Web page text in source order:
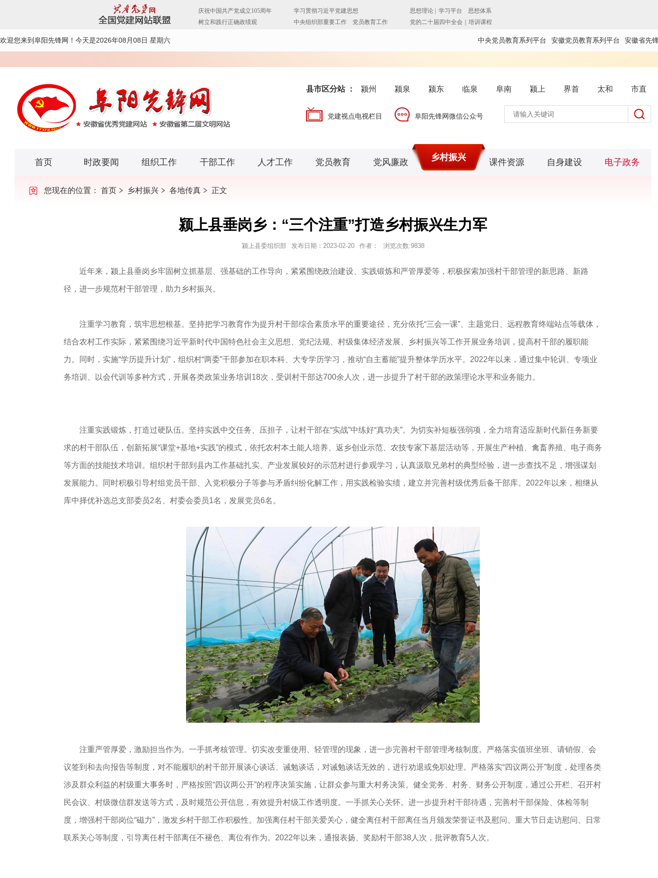
欢迎您来到阜阳先锋网！ 今天是2026年08月08日 星期六 中央党员教育系列平台 安徽党员教育系列平台 安徽省先
县市区分站 ： 颍州 颍泉 颍东 临泉 阜南 颍上 界首 太和 市直
党建视点电视栏目 阜阳先锋网微信公众号
首页 时政要闻 组织工作 干部工作 人才工作 党员教育 党风廉政 乡村振兴 课件资源 自身建设 电子政务
您现在的位置： 首页 乡村振兴 各地传真 正文
颍上县垂岗乡：“三个注重”打造乡村振兴生力军
颍上县委组织部 发布日期： 2023-02-20 作者： 浏览次数:9838
近年来，颍上县垂岗乡牢固树立抓基层、强基础的工作导向，紧紧围绕政治建设、实践锻炼和严管厚爱等，积极探索加强村干部管理的新思路、新路
径，进一步规范村干部管理，助力乡村振兴。
注重学习教育，筑牢思想根基。坚持把学习教育作为提升村干部综合素质水平的重要途径，充分依托“三会一课”、主题党日、远程教育终端站点等载体，
结合农村工作实际，紧紧围绕习近平新时代中国特色社会主义思想、党纪法规、村级集体经济发展、乡村振兴等工作开展业务培训，提高村干部的履职能
力。同时，实施“学历提升计划”，组织村“两委”干部参加在职本科、大专学历学习，推动“自主蓄能”提升整体学历水平。2022年以来，通过集中轮训、专项业
务培训、以会代训等多种方式，开展各类政策业务培训18次，受训村干部达700余人次，进一步提升了村干部的政策理论水平和业务能力。
注重实践锻炼，打造过硬队伍。坚持实践中交任务、压担子，让村干部在“实战”中练好“真功夫”。为切实补短板强弱项，全力培育适应新时代新任务新要
求的村干部队伍，创新拓展“课堂+基地+实践”的模式，依托农村本土能人培养、返乡创业示范、农技专家下基层活动等，开展生产种植、禽畜养殖、电子商务
等方面的技能技术培训。组织村干部到县内工作基础扎实、产业发展较好的示范村进行参观学习，认真汲取兄弟村的典型经验，进一步查找不足，增强谋划
发展能力。同时积极引导村组党员干部、入党积极分子等参与矛盾纠纷化解工作，用实践检验实绩，建立并完善村级优秀后备干部库。2022年以来，相继从
库中择优补选总支部委员2名、村委会委员1名，发展党员6名。
注重严管厚爱，激励担当作为。一手抓考核管理。切实改变重使用、轻管理的现象，进一步完善村干部管理考核制度。严格落实值班坐班、请销假、会
议签到和去向报告等制度，对不能履职的村干部开展谈心谈话、诫勉谈话，对诫勉谈话无效的，进行劝退或免职处理。严格落实“四议两公开”制度，处理各类
涉及群众利益的村级重大事务时，严格按照“四议两公开”的程序决策实施，让群众参与重大村务决策。健全党务、村务、财务公开制度，通过公开栏、召开村
民会议、村级微信群发送等方式，及时规范公开信息，有效提升村级工作透明度。一手抓关心关怀。进一步提升村干部待遇，完善村干部保险、体检等制
度，增强村干部岗位“磁力”，激发乡村干部工作积极性。加强离任村干部关爱关心，健全离任村干部离任当月颁发荣誉证书及慰问、重大节日走访慰问、日常
联系关心等制度，引导离任村干部离任不褪色、离位有作为。2022年以来，通报表扬、奖励村干部38人次，批评教育5人次。